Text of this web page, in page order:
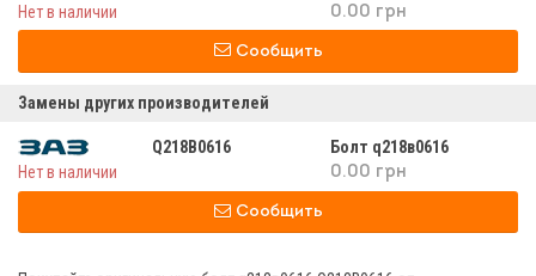
Нет в наличии
0.00 грн
Сообщить
Замены других производителей
Q218B0616
Болт q218в0616
Нет в наличии
0.00 грн
Сообщить